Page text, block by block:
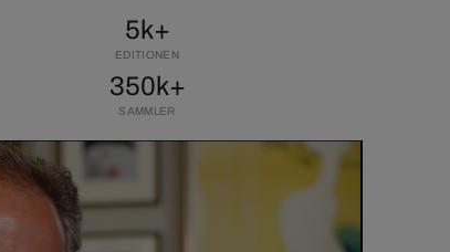
5k+
EDITIONEN
350k+
SAMMLER